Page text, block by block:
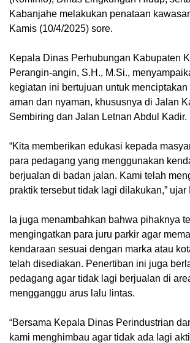
Kabanjahe melakukan penataan
Kamis (10/4/2025) sore.
Kepala Dinas Perhubungan Kabupaten
Perangin-angin, S.H., M.Si.,
kegiatan ini bertujuan untuk
aman dan nyaman, khususnya di Jalan
Sembiring dan Jalan Letnan Abdul Kadir.
“Kita memberikan edukasi kepada
para pedagang yang menggunakan
berjualan di badan jalan. Kami telah
praktik tersebut tidak lagi dilakukan,” ujar
Ia juga menambahkan bahwa pihaknya
mengingatkan para juru parkir agar
kendaraan sesuai dengan marka atau
telah disediakan. Penertiban ini juga
pedagang agar tidak lagi berjualan di
mengganggu arus lalu lintas.
“Bersama Kepala Dinas Perindustrian
kami menghimbau agar tidak ada lagi